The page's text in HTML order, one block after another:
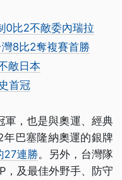
0比2不敵委內瑞拉
8比2奪複賽首勝
敵日本
首冠
軍，也是與奧運、經典
巴塞隆納奧運的銀牌
27連勝。另外，台灣隊
，及最佳外野手、防守